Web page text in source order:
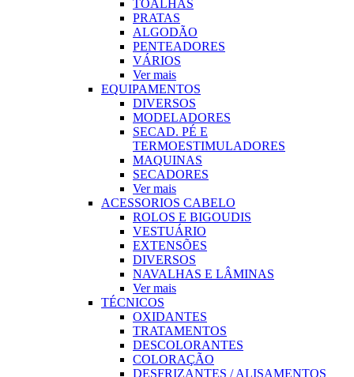
TOALHAS
PRATAS
ALGODÃO
PENTEADORES
VÁRIOS
Ver mais
EQUIPAMENTOS
DIVERSOS
MODELADORES
SECAD. PÉ E
TERMOESTIMULADORES
MAQUINAS
SECADORES
Ver mais
ACESSORIOS CABELO
ROLOS E BIGOUDIS
VESTUÁRIO
EXTENSÕES
DIVERSOS
NAVALHAS E LÂMINAS
Ver mais
TÉCNICOS
OXIDANTES
TRATAMENTOS
DESCOLORANTES
COLORAÇÃO
DESFRIZANTES / ALISAMENTOS